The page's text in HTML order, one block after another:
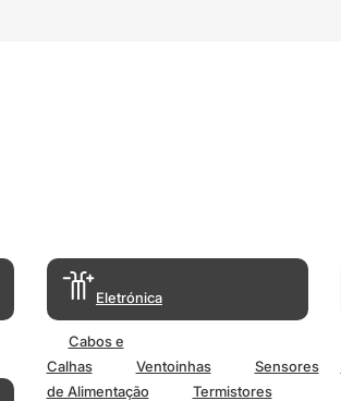
Eletrónica
Cabos e
Calhas
Ventoinhas Sensores
de Alimentação
Termistores